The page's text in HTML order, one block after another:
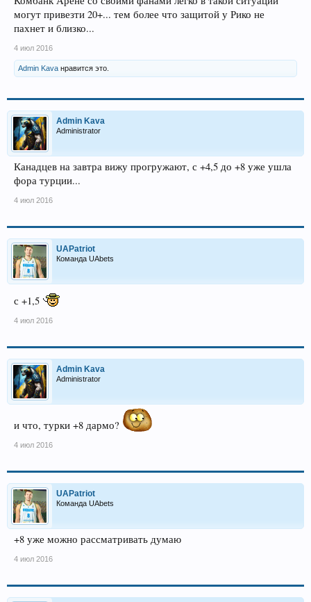
могут привезти 20+... тем более что защитой у Рико не
пахнет и близко...
4 июл 2016
Admin Kava нравится это.
Admin Kava
Administrator
Канадцев на завтра вижу прогружают, с +4,5 до +8 уже ушла
фора турции...
4 июл 2016
UAPatriot
Команда UAbets
с +1,5
4 июл 2016
Admin Kava
Administrator
и что, турки +8 дармо?
4 июл 2016
UAPatriot
Команда UAbets
+8 уже можно рассматривать думаю
4 июл 2016